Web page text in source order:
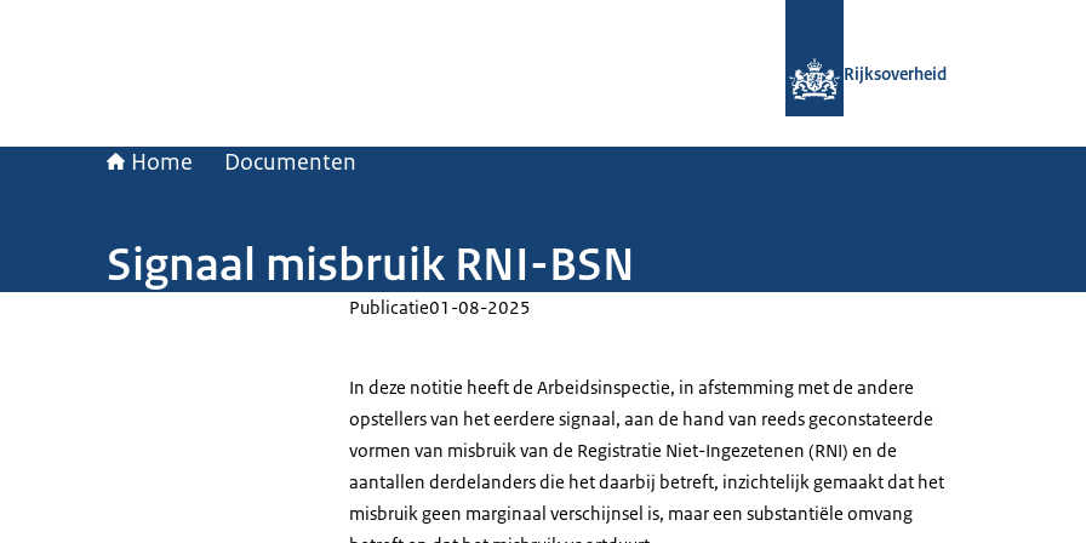
Rijksoverheid
Home Documenten
Signaal misbruik RNI-BSN
Publicatie01-08-2025
In deze notitie heeft de Arbeidsinspectie, in afstemming met de andere
opstellers van het eerdere signaal, aan de hand van reeds geconstateerde
vormen van misbruik van de Registratie Niet-Ingezetenen (RNI) en de
aantallen derdelanders die het daarbij betreft, inzichtelijk gemaakt dat het
misbruik geen marginaal verschijnsel is, maar een substantiële omvang